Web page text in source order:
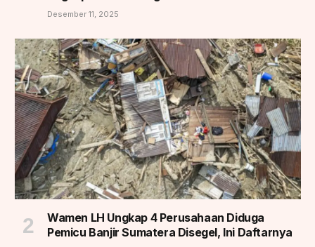
Desember 11, 2025
Wamen LH Ungkap 4 Perusahaan Diduga
Pemicu Banjir Sumatera Disegel, Ini Daftarnya